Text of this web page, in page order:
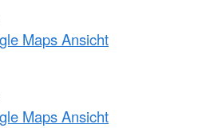
Maps Ansicht
Maps Ansicht